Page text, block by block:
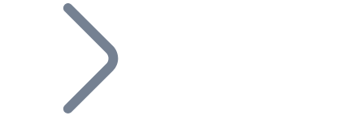
Ajoutez le token de votre projet à notre service